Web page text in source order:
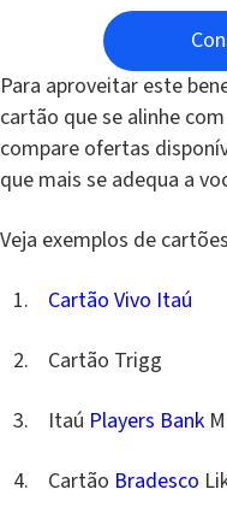
Para aproveitar este
cartão que se alinhe
compare ofertas
que mais se adequa a
Veja exemplos de
Cartão Vivo Itaú
Cartão Trigg
Itaú Players Bank
Cartão Bradesco